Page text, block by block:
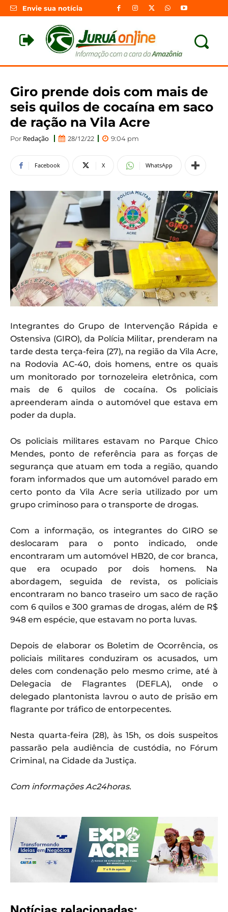
Envie sua notícia
Giro prende dois com mais de
seis quilos de cocaína em saco
de ração na Vila Acre
Por Redação 28/12/22 9:04 pm
Facebook X WhatsApp
Integrantes do Grupo de Intervenção Rápida e
Ostensiva (GIRO), da Polícia Militar, prenderam na
tarde desta terça-feira (27), na região da Vila Acre,
na Rodovia AC-40, dois homens, entre os quais
um monitorado por tornozeleira eletrônica, com
mais de 6 quilos de cocaína. Os policiais
apreenderam ainda o automóvel que estava em
poder da dupla.
Os policiais militares estavam no Parque Chico
Mendes, ponto de referência para as forças de
segurança que atuam em toda a região, quando
foram informados que um automóvel parado em
certo ponto da Vila Acre seria utilizado por um
grupo criminoso para o transporte de drogas.
Com a informação, os integrantes do GIRO se
deslocaram para o ponto indicado, onde
encontraram um automóvel HB20, de cor branca,
que era ocupado por dois homens. Na
abordagem, seguida de revista, os policiais
encontraram no banco traseiro um saco de ração
com 6 quilos e 300 gramas de drogas, além de R$
948 em espécie, que estavam no porta luvas.
Depois de elaborar os Boletim de Ocorrência, os
policiais militares conduziram os acusados, um
deles com condenação pelo mesmo crime, até à
Delegacia de Flagrantes (DEFLA), onde o
delegado plantonista lavrou o auto de prisão em
flagrante por tráfico de entorpecentes.
Nesta quarta-feira (28), às 15h, os dois suspeitos
passarão pela audiência de custódia, no Fórum
Criminal, na Cidade da Justiça.
Com informações Ac24horas.